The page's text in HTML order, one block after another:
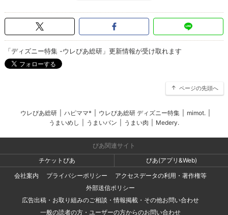
「ディズニー特集 -ウレぴあ総研」更新情報が受け取れます
ページの先頭へ
ウレぴあ総研 ハピママ* ウレぴあ総研 ディズニー特集 mimot.
うまいめし
うまいパン うまい肉 Medery.
ぴあ関連サイト
チケットぴあ
ぴあ(アプリ&Web)
会社案内
プライバシーポリシー
アクセスデータの利用・著作権等
外部送信ポリシー
広告出稿・お取り組みのご相談・情報掲載・その他お問い合わせ
一般の読者の方・ユーザーの方からのお問い合わせ